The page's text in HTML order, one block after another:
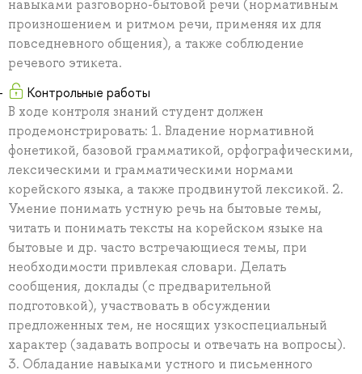
навыками разговорно-бытовой речи (нормативным
произношением и ритмом речи, применяя их для
повседневного общения), а также соблюдение
речевого этикета.
Контрольные работы
В ходе контроля знаний студент должен
продемонстрировать: 1. Владение нормативной
фонетикой, базовой грамматикой, орфографическими,
лексическими и грамматическими нормами
корейского языка, а также продвинутой лексикой. 2.
Умение понимать устную речь на бытовые темы,
читать и понимать тексты на корейском языке на
бытовые и др. часто встречающиеся темы, при
необходимости привлекая словари. Делать
сообщения, доклады (с предварительной
подготовкой), участвовать в обсуждении
предложенных тем, не носящих узкоспециальный
характер (задавать вопросы и отвечать на вопросы).
3. Обладание навыками устного и письменного